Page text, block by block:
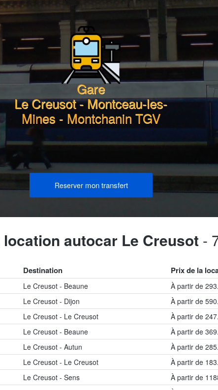
Gare
Le Creusot - Montceau-les-
Mines - Montchanin TGV
Reserver mon transfert
location autocar Le Creusot -
Destination Prix de la
Le Creusot - Beaune À partir de
Le Creusot - Dijon À partir de
Le Creusot - Le Creusot À partir de
Le Creusot - Beaune À partir de
Le Creusot - Autun À partir de
Le Creusot - Le Creusot À partir de
Le Creusot - Sens À partir de